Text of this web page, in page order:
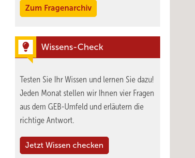
Zum Fragenarchiv
Wissens-Check
Testen Sie Ihr Wissen und lernen Sie dazu!
Jeden Monat stellen wir Ihnen vier Fragen
aus dem GEB-Umfeld und erläutern die
richtige Antwort.
Jetzt Wissen checken